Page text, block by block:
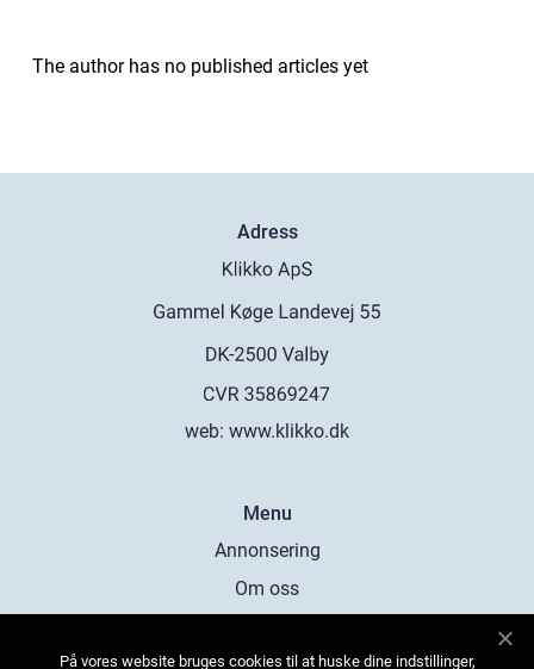
The author has no published articles yet
Adress
web: www.klikko.dk
Menu
Annonsering
Om oss
På vores website bruges cookies til at huske dine indstillinger,